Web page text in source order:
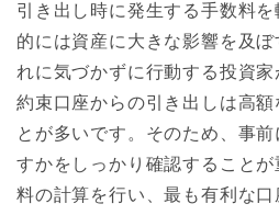
引き出し時に発生する手数料
的には資産に大きな影響を及
れに気づかずに行動する投資
約束口座からの引き出しは高額
とが多いです。そのため、事
すかをしっかり確認すること
料の計算を行い、最も有利な